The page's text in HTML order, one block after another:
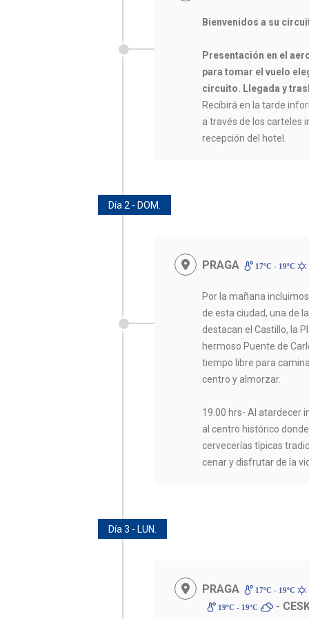
Bienvenidos a su
Presentación en el
para tomar el vuelo
circuito. Llegada y
Recibirá en la tarde
a través de los carteles
recepción del hotel.
Día 2 - DOM.
PRAGA 17ºC - 19ºC
Por la mañana
de esta ciudad, una de
destacan el Castillo, la
hermoso Puente de
tiempo libre para
centro y almorzar.
19.00 hrs- Al atardecer
al centro histórico
cervecerías típicas
cenar y disfrutar de la
Día 3 - LUN.
PRAGA 17ºC - 19ºC
19ºC - 19ºC
-